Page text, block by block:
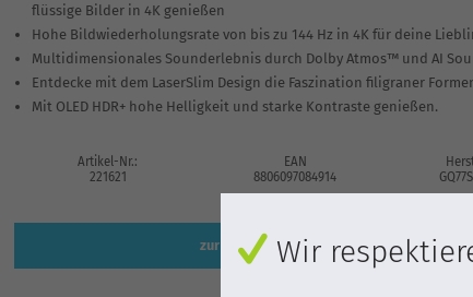
Wir
flüssige Bilder in 4K genießen
Hohe Bildwiederholungsrate von bis zu 144 Hz in 4K für deine
Multidimensionales Sounderlebnis durch Dolby Atmos™ und AI
Entdecke mit dem LaserSlim Design die Faszination filigraner
Mit OLED HDR+ hohe Helligkeit und starke Kontraste genießen.
zur Artikelbeschreibung
Artikel-Nr.:
221621
EAN
8806097084914